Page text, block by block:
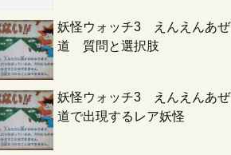
妖怪ウォッチ3 えんえんあぜ
道 質問と選択肢
妖怪ウォッチ3 えんえんあぜ
道で出現するレア妖怪